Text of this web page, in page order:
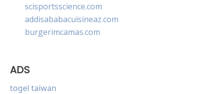
scisportsscience.com
addisababacuisineaz.com
burgerimcamas.com
ADS
togel taiwan